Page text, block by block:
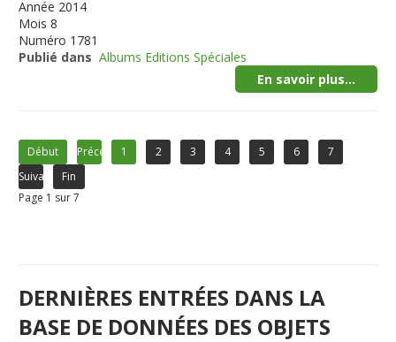
Année 2014
Mois 8
Numéro 1781
Publié dans Albums Editions Spéciales
En savoir plus...
Début Précédent1 2 3 4 5 6
7
Suivant
Fin
Page 1 sur 7
DERNIÈRES ENTRÉES DANS LA
BASE DE DONNÉES DES OBJETS